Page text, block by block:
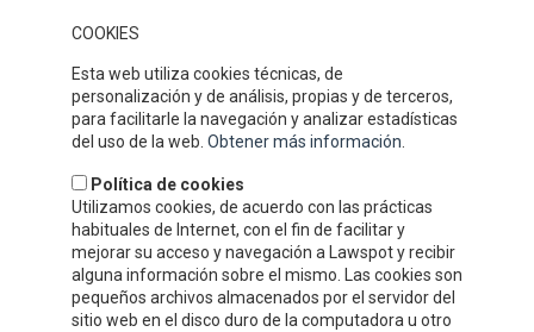
COOKIES
Esta web utiliza cookies técnicas, de
personalización y de análisis, propias y de terceros,
para facilitarle la navegación y analizar estadísticas
del uso de la web. Obtener más información
Política de cookies
Utilizamos cookies, de acuerdo con las prácticas
habituales de Internet, con el fin de facilitar y
mejorar su acceso y navegación a Lawspot y recibir
alguna información sobre el mismo. Las cookies son
pequeños archivos almacenados por el servidor del
sitio web en el disco duro de la computadora u otro
permitido que gocemos de un gran prestigio y reconocimiento en
DÓNDE ESTAMOS